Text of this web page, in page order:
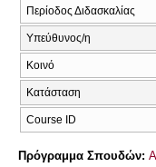
Περίοδος Διδασκαλίας
Υπεύθυνος/η
Κοινό
Κατάσταση
Course ID
Πρόγραμμα Σπουδών: